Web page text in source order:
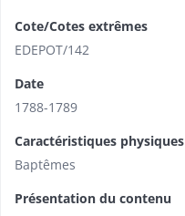
Cote/Cotes extrêmes
EDEPOT/142
Date
1788-1789
Caractéristiques physiques
Baptêmes
Présentation du contenu